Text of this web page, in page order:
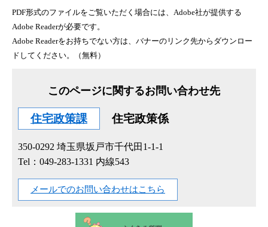
PDF形式のファイルをご覧いただく場合には、Adobe社が提供する
Adobe Readerが必要です。
Adobe Readerをお持ちでない方は、バナーのリンク先からダウンロー
ドしてください。（無料）
このページに関するお問い合わせ先
住宅政策課 住宅政策係
350-0292 埼玉県坂戸市千代田1-1-1
Tel：049-283-1331 内線543
メールでのお問い合わせはこちら